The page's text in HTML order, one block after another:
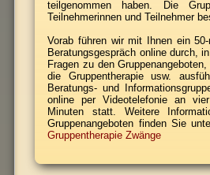
teilgenommen haben. Die
Teilnehmerinnen und Teilnehmer
Vorab führen wir mit Ihnen ein
Beratungsgespräch online durch,
Fragen zu den
die Gruppentherapie usw.
Beratungs- und
online per Videotelefonie an
Minuten statt. Weitere
Gruppenangeboten finden Sie
Gruppentherapie Zwänge